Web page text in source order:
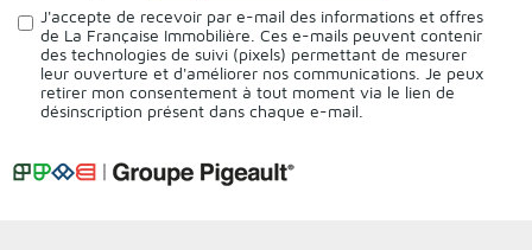
J'accepte de recevoir par e-mail des informations et offres
de La Française Immobilière. Ces e-mails peuvent contenir
des technologies de suivi (pixels) permettant de mesurer
leur ouverture et d'améliorer nos communications. Je peux
retirer mon consentement à tout moment via le lien de
désinscription présent dans chaque e-mail.